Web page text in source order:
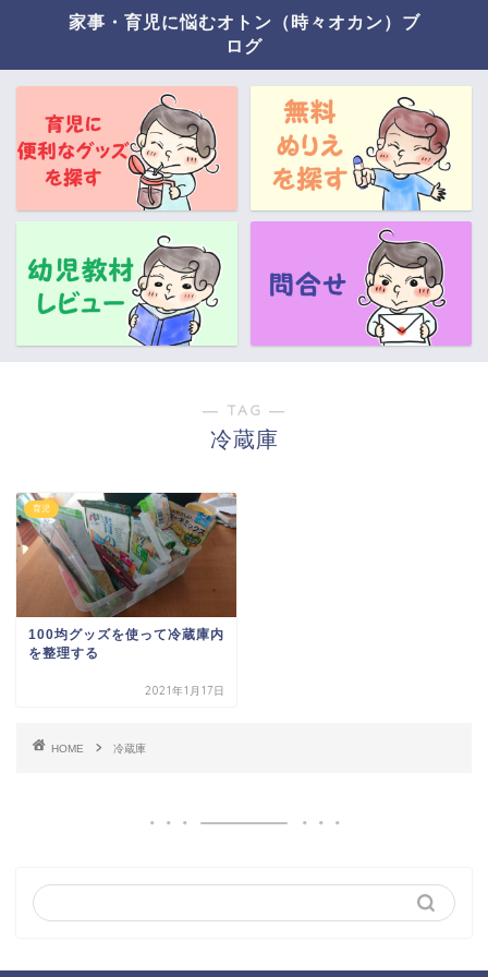
家事・育児に悩むオトン（時々オカン）ブ
ログ
― TAG ―
冷蔵庫
育児
100均グッズを使って冷蔵庫内
を整理する
2021年1月17日
HOME 冷蔵庫